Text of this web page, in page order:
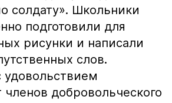
солдату». Школьники
подготовили для
рисунки и написали
слов.
добровольческого